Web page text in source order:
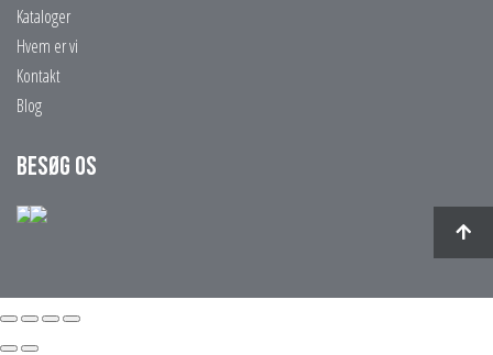
Kataloger
Hvem er vi
Kontakt
Blog
Besøg os